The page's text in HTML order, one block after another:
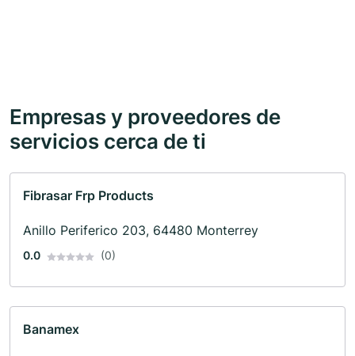
Empresas y proveedores de
servicios cerca de ti
Fibrasar Frp Products
Anillo Periferico 203, 64480 Monterrey
0.0 (0)
Banamex